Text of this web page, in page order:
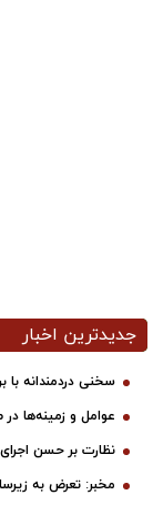
جدیدترین اخبار
سخنی دردمندانه
عوامل و زمینه‌ها
نظارت بر حسن
مخبر: تعرض به